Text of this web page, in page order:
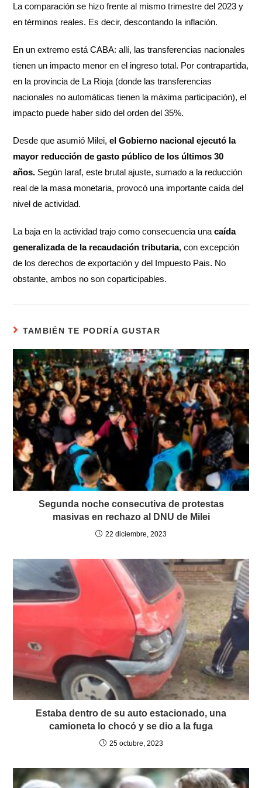
La comparación se hizo frente al mismo trimestre del 2023 y
en términos reales. Es decir, descontando la inflación.
En un extremo está CABA: allí, las transferencias nacionales
tienen un impacto menor en el ingreso total. Por contrapartida,
en la provincia de La Rioja (donde las transferencias
nacionales no automáticas tienen la máxima participación), el
impacto puede haber sido del orden del 35%.
Desde que asumió Milei, el Gobierno nacional ejecutó la
mayor reducción de gasto público de los últimos 30
años. Según Iaraf, este brutal ajuste, sumado a la reducción
real de la masa monetaria, provocó una importante caída del
nivel de actividad.
La baja en la actividad trajo como consecuencia unacaída
generalizada de la recaudación tributaria, con excepción
de los derechos de exportación y del Impuesto Pais. No
obstante, ambos no son coparticipables.
TAMBIÉN TE PODRÍA GUSTAR
Segunda noche consecutiva de protestas
masivas en rechazo al DNU de Milei
22 diciembre, 2023
Estaba dentro de su auto estacionado, una
camioneta lo chocó y se dio a la fuga
25 octubre, 2023